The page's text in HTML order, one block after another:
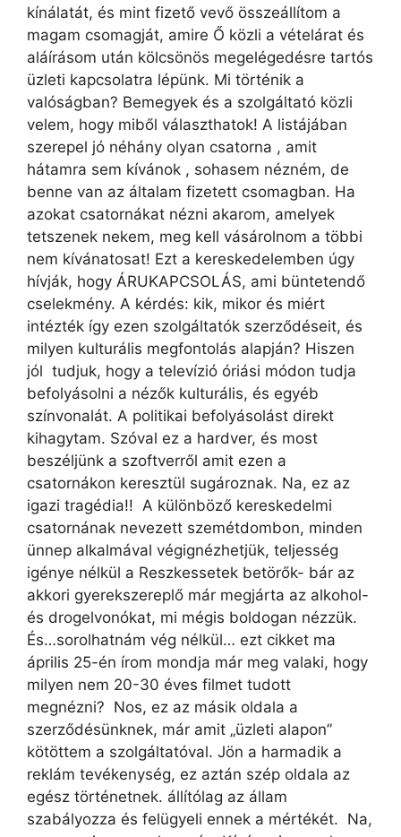
kínálatát, és mint fizető vevő összeállítom a
magam csomagját, amire Ő közli a vételárat és
aláírásom után kölcsönös megelégedésre tartós
üzleti kapcsolatra lépünk. Mi történik a
valóságban? Bemegyek és a szolgáltató közli
velem, hogy miből választhatok! A listájában
szerepel jó néhány olyan csatorna , amit
hátamra sem kívánok , sohasem nézném, de
benne van az általam fizetett csomagban. Ha
azokat csatornákat nézni akarom, amelyek
tetszenek nekem, meg kell vásárolnom a többi
nem kívánatosat! Ezt a kereskedelemben úgy
hívják, hogy ÁRUKAPCSOLÁS, ami büntetendő
cselekmény. A kérdés: kik, mikor és miért
intézték így ezen szolgáltatók szerződéseit, és
milyen kulturális megfontolás alapján? Hiszen
jól tudjuk, hogy a televízió óriási módon tudja
befolyásolni a nézők kulturális, és egyéb
színvonalát. A politikai befolyásolást direkt
kihagytam. Szóval ez a hardver, és most
beszéljünk a szoftverről amit ezen a
csatornákon keresztül sugároznak. Na, ez az
igazi tragédia!! A különböző kereskedelmi
csatornának nevezett szemétdombon, minden
ünnep alkalmával végignézhetjük, teljesség
igénye nélkül a Reszkessetek betörők- bár az
akkori gyerekszereplő már megjárta az alkohol-
és drogelvonókat, mi mégis boldogan nézzük.
És…sorolhatnám vég nélkül… ezt cikket ma
április 25-én írom mondja már meg valaki, hogy
milyen nem 20-30 éves filmet tudott
megnézni? Nos, ez az másik oldala a
szerződésünknek, már amit „üzleti alapon”
kötöttem a szolgáltatóval. Jön a harmadik a
reklám tevékenység, ez aztán szép oldala az
egész történetnek. állítólag az állam
szabályozza és felügyeli ennek a mértékét. Na,